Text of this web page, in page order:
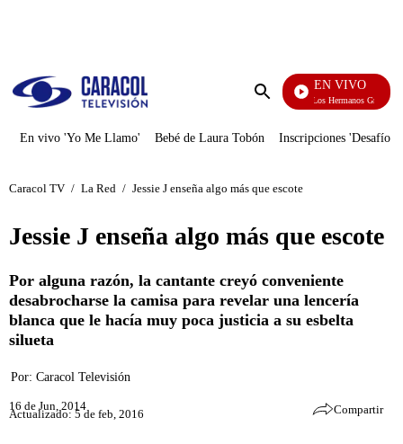
Enviar
EN VIVO
Cuentos De Los Hermanos Grimm
En vivo 'Yo Me Llamo' Bebé de Laura Tobón Inscripciones 'Desafío'
Caracol TV / La Red / Jessie J enseña algo más que escote
Jessie J enseña algo más que escote
Por alguna razón, la cantante creyó conveniente
desabrocharse la camisa para revelar una lencería
blanca que le hacía muy poca justicia a su esbelta
silueta
Por: Caracol Televisión
16 de Jun, 2014
Actualizado: 5 de feb, 2016 Compartir